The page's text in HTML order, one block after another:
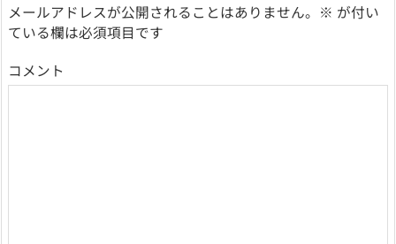
メールアドレスが公開されることはありません。 ※ が付い
ている欄は必須項目です
コメント